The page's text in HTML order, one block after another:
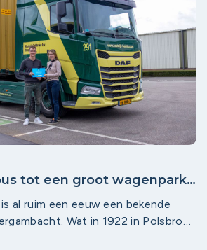
én ervaren zorgprofessionals.
met een beperking vraagt kennis,
maar levert volgens
Verheij vooral betekenisvol
tot een groot wagenpark:
al ruim een eeuw een bekende
Wat in 1922 in Polsbroek